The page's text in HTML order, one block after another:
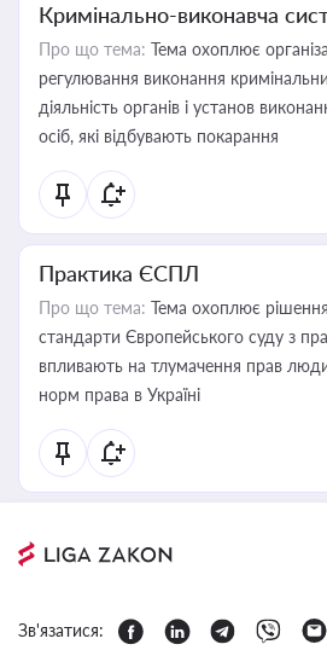
Кримінально-виконавча
Про що тема: Тема охоплює
регулювання виконання
діяльність органів і установ
осіб, які відбувають покарання
Практика ЄСПЛ
Про що тема: Тема охоплює
стандарти Європейського суду з
впливають на тлумачення прав
норм права в Україні
Зв'язатися: